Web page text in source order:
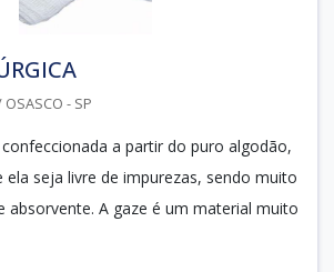
OSASCO - SP
a partir do puro algodão,
ela seja livre de impurezas, sendo muito
absorvente. A gaze é um material muito